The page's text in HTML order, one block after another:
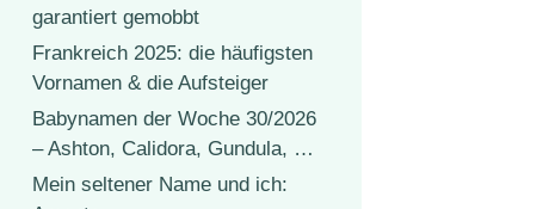
garantiert gemobbt
Frankreich 2025: die häufigsten
Vornamen & die Aufsteiger
Babynamen der Woche 30/2026
– Ashton, Calidora, Gundula, …
Mein seltener Name und ich: